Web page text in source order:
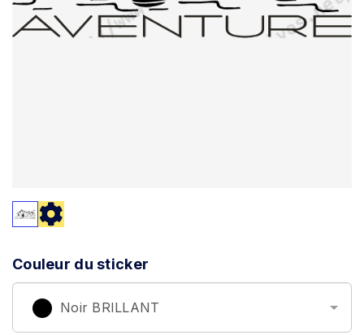
Couleur du sticker
Noir BRILLANT